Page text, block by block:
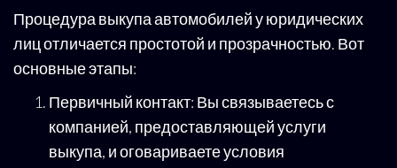
Процедура выкупа автомобилей у юридических
лиц отличается простотой и прозрачностью. Вот
основные этапы:
Первичный контакт: Вы связываетесь с
компанией, предоставляющей услуги
выкупа, и оговариваете условия